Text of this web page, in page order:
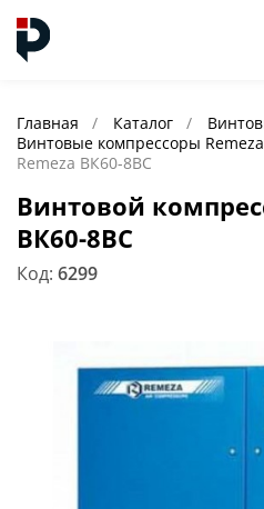
Главная Каталог
Винтовые компрессоры Remeza
Remeza ВК60-8ВС
Винтовой
ВК60-8ВС
Код: 6299